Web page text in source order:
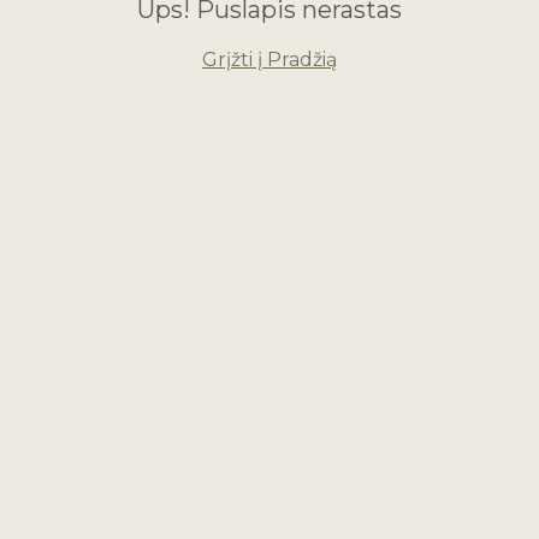
Ups! Puslapis nerastas
Grįžti į Pradžią